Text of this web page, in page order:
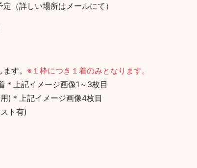
（詳しい場所はメールにて）
す。 ※１枠につき１着のみとなります。
＊上記イメージ画像1～3枚目
)＊上記イメージ画像4枚目
ト有)